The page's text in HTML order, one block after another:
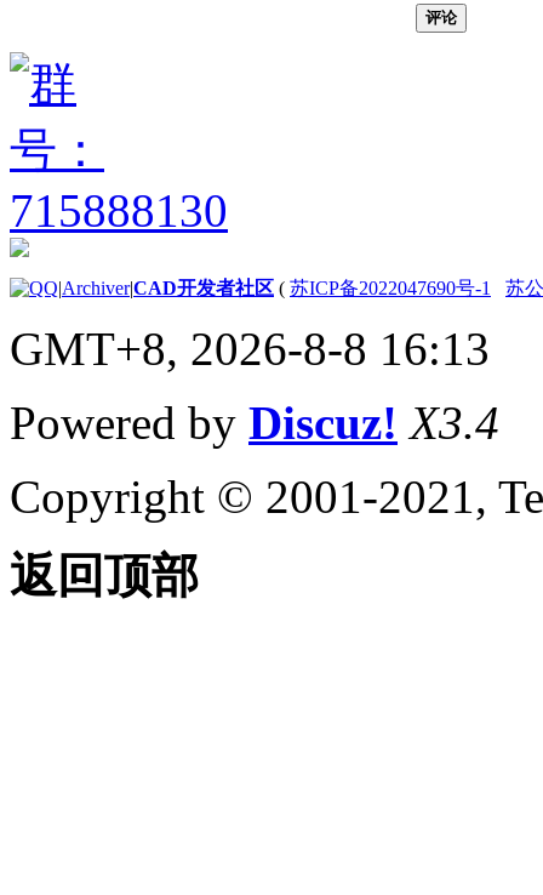
指定三维视图
关于查看三维对象
关于平行和透视视图
设置工作平面和原点
关于用户坐标系 (UCS)
输入和显示坐标值
关于合并坐标值（坐标
过滤器）
评论
|Archiver|CAD开发者社区 ( 苏ICP备2022047690号-1 苏
GMT+8, 2026-8-8 16:13
Powered by Discuz! X3.4
Copyright © 2001-2021,
返回顶部